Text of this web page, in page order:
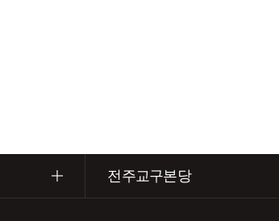
전주교구본당